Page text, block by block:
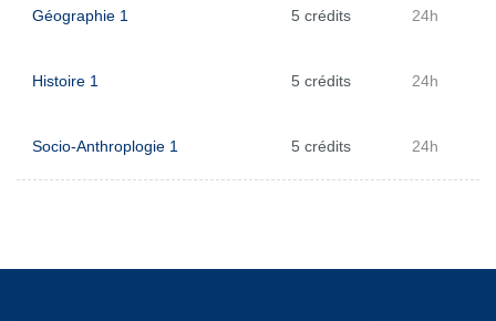
Géographie 1 5 crédits 24h
Histoire 1 5 crédits 24h
Socio-Anthroplogie 1 5 crédits 24h